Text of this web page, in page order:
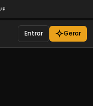
Entrar Gerar